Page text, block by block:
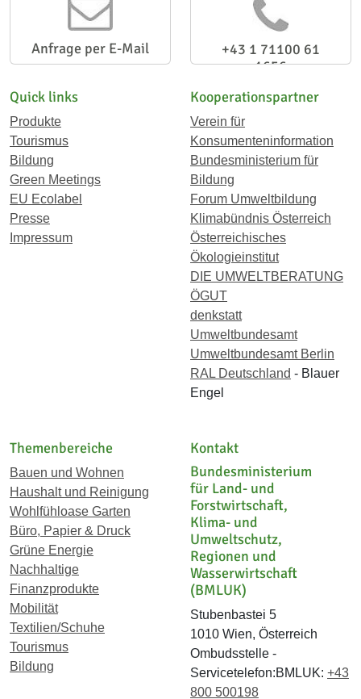
Anfrage per E-Mail
+43 1 71100 61
1656
Quick links
Produkte
Tourismus
Bildung
Green Meetings
EU Ecolabel
Presse
Impressum
Kooperationspartner
Verein für
Konsumenteninformation
Bundesministerium für
Bildung
Forum Umweltbildung
Klimabündnis Österreich
Österreichisches
Ökologieinstitut
DIE UMWELTBERATUNG
ÖGUT
denkstatt
Umweltbundesamt
Umweltbundesamt Berlin
RAL Deutschland - Blauer
Engel
Themenbereiche
Bauen und Wohnen
Haushalt und Reinigung
Wohlfühloase Garten
Büro, Papier & Druck
Grüne Energie
Nachhaltige
Finanzprodukte
Mobilität
Textilien/Schuhe
Tourismus
Bildung
Kontakt
Bundesministerium
für Land- und
Forstwirtschaft,
Klima- und
Umweltschutz,
Regionen und
Wasserwirtschaft
(BMLUK)
Stubenbastei 5
1010 Wien, Österreich
Ombudsstelle -
Servicetelefon:BMLUK: +43
800 500198